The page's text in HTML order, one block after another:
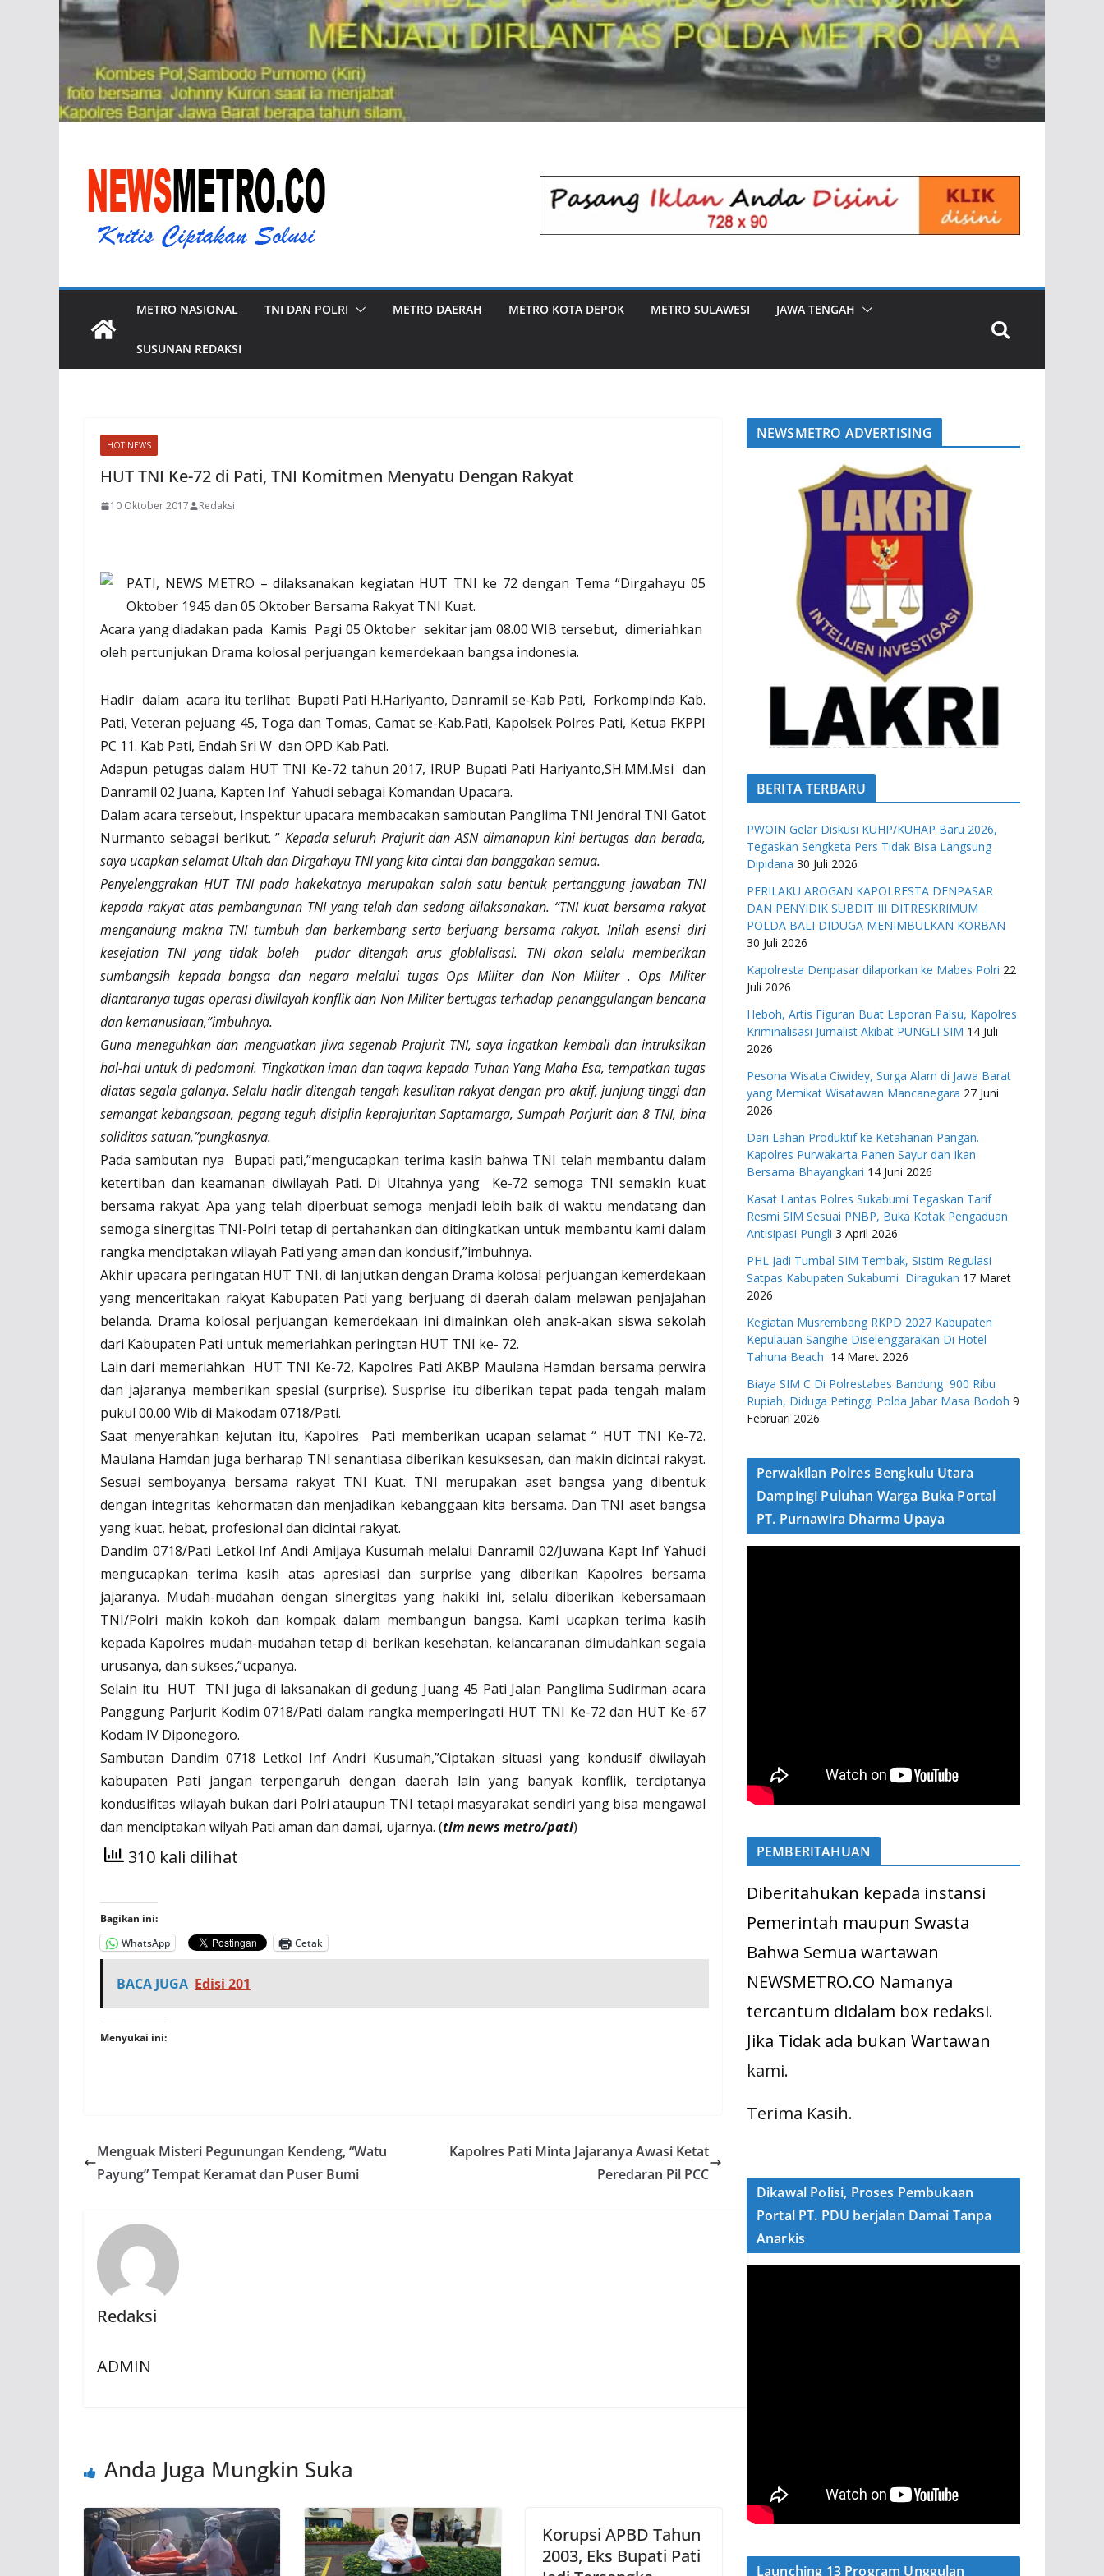
METRO NASIONAL TNI DAN POLRI METRO DAERAH METRO KOTA DEPOK METRO SULAWESI JAWA TENGAH
SUSUNAN REDAKSI
HOT NEWS
HUT TNI Ke-72 di Pati, TNI Komitmen Menyatu Dengan Rakyat
10 Oktober 2017 Redaksi
PATI, NEWS METRO – dilaksanakan kegiatan HUT TNI ke 72 dengan Tema “Dirgahayu 05
Oktober 1945 dan 05 Oktober Bersama Rakyat TNI Kuat.
Acara yang diadakan pada Kamis Pagi 05 Oktober sekitar jam 08.00 WIB tersebut, dimeriahkan
oleh pertunjukan Drama kolosal perjuangan kemerdekaan bangsa indonesia.
Hadir dalam acara itu terlihat Bupati Pati H.Hariyanto, Danramil se-Kab Pati, Forkompinda Kab.
Pati, Veteran pejuang 45, Toga dan Tomas, Camat se-Kab.Pati, Kapolsek Polres Pati, Ketua FKPPI
PC 11. Kab Pati, Endah Sri W dan OPD Kab.Pati.
Adapun petugas dalam HUT TNI Ke-72 tahun 2017, IRUP Bupati Pati Hariyanto,SH.MM.Msi dan
Danramil 02 Juana, Kapten Inf Yahudi sebagai Komandan Upacara.
Dalam acara tersebut, Inspektur upacara membacakan sambutan Panglima TNI Jendral TNI Gatot
Nurmanto sebagai berikut. ”Kepada seluruh Prajurit dan ASN dimanapun kini bertugas dan berada,
saya ucapkan selamat Ultah dan Dirgahayu TNI yang kita cintai dan banggakan semua.
Penyelenggrakan HUT TNI pada hakekatnya merupakan salah satu bentuk pertanggung jawaban TNI
kepada rakyat atas pembangunan TNI yang telah dan sedang dilaksanakan. “TNI kuat bersama rakyat
mengandung makna TNI tumbuh dan berkembang serta berjuang bersama rakyat. Inilah esensi diri
kesejatian TNI yang tidak boleh
pudar ditengah arus globlalisasi. TNI akan selalu memberikan
sumbangsih kepada bangsa dan negara melalui tugas Ops Militer dan Non Militer . Ops Militer
diantaranya tugas operasi diwilayah konflik dan Non Militer bertugas terhadap penanggulangan bencana
dan kemanusiaan,”imbuhnya.
Guna meneguhkan dan menguatkan jiwa segenab Prajurit TNI, saya ingatkan kembali dan intruksikan
hal-hal untuk di pedomani. Tingkatkan iman dan taqwa kepada Tuhan Yang Maha Esa, tempatkan tugas
diatas segala galanya. Selalu hadir ditengah tengah kesulitan rakyat dengan pro aktif, junjung tinggi dan
semangat kebangsaan, pegang teguh disiplin keprajuritan Saptamarga, Sumpah Parjurit dan 8 TNI, bina
soliditas satuan,”pungkasnya.
Pada sambutan nya
Bupati pati,”mengucapkan terima kasih bahwa TNI telah membantu dalam
ketertiban dan keamanan diwilayah Pati. Di Ultahnya yang
Ke-72 semoga TNI semakin kuat
bersama rakyat. Apa yang telah diperbuat semoga menjadi lebih baik di waktu mendatang dan
semoga sinergitas TNI-Polri tetap di pertahankan dan ditingkatkan untuk membantu kami dalam
rangka menciptakan wilayah Pati yang aman dan kondusif,”imbuhnya.
Akhir upacara peringatan HUT TNI, di lanjutkan dengan Drama kolosal perjuangan kemerdekaan
yang menceritakan rakyat Kabupaten Pati yang berjuang di daerah dalam melawan penjajahan
belanda. Drama kolosal perjuangan kemerdekaan ini dimainkan oleh anak-akan siswa sekolah
dari Kabupaten Pati untuk memeriahkan peringtan HUT TNI ke- 72.
Lain dari memeriahkan HUT TNI Ke-72, Kapolres Pati AKBP Maulana Hamdan bersama perwira
dan jajaranya memberikan spesial (surprise). Susprise itu diberikan tepat pada tengah malam
pukul 00.00 Wib di Makodam 0718/Pati.
Saat menyerahkan kejutan itu, Kapolres
Pati memberikan ucapan selamat “ HUT TNI Ke-72.
Maulana Hamdan juga berharap TNI senantiasa diberikan kesuksesan, dan makin dicintai rakyat.
Sesuai semboyanya bersama rakyat TNI Kuat. TNI merupakan aset bangsa yang dibentuk
dengan integritas kehormatan dan menjadikan kebanggaan kita bersama. Dan TNI aset bangsa
yang kuat, hebat, profesional dan dicintai rakyat.
Dandim 0718/Pati Letkol Inf Andi Amijaya Kusumah melalui Danramil 02/Juwana Kapt Inf Yahudi
mengucapkan terima kasih atas apresiasi dan surprise yang diberikan Kapolres bersama
jajaranya. Mudah-mudahan dengan sinergitas yang hakiki ini, selalu diberikan kebersamaan
TNI/Polri makin kokoh dan kompak dalam membangun bangsa. Kami ucapkan terima kasih
kepada Kapolres mudah-mudahan tetap di berikan kesehatan, kelancaranan dimudahkan segala
urusanya, dan sukses,”ucpanya.
Selain itu HUT TNI juga di laksanakan di gedung Juang 45 Pati Jalan Panglima Sudirman acara
Panggung Parjurit Kodim 0718/Pati dalam rangka memperingati HUT TNI Ke-72 dan HUT Ke-67
Kodam IV Diponegoro.
Sambutan Dandim 0718 Letkol Inf Andri Kusumah,”Ciptakan situasi yang kondusif diwilayah
kabupaten Pati jangan terpengaruh dengan daerah lain yang banyak konflik, terciptanya
kondusifitas wilayah bukan dari Polri ataupun TNI tetapi masyarakat sendiri yang bisa mengawal
dan menciptakan wilyah Pati aman dan damai, ujarnya. (tim news metro/pati)
310 kali dilihat
Bagikan ini:
WhatsApp
Cetak
BACA JUGA Edisi 201
Menyukai ini:
Menguak Misteri Pegunungan Kendeng, “Watu
Payung” Tempat Keramat dan Puser Bumi
Kapolres Pati Minta Jajaranya Awasi Ketat
Peredaran Pil PCC
Redaksi
ADMIN
Anda Juga Mungkin Suka
Korupsi APBD Tahun
2003, Eks Bupati Pati
NEWSMETRO ADVERTISING
BERITA TERBARU
PWOIN Gelar Diskusi KUHP/KUHAP Baru 2026,
Tegaskan Sengketa Pers Tidak Bisa Langsung
Dipidana 30 Juli 2026
PERILAKU AROGAN KAPOLRESTA DENPASAR
DAN PENYIDIK SUBDIT III DITRESKRIMUM
POLDA BALI DIDUGA MENIMBULKAN KORBAN
30 Juli 2026
Kapolresta Denpasar dilaporkan ke Mabes Polri 22
Juli 2026
Heboh, Artis Figuran Buat Laporan Palsu, Kapolres
Kriminalisasi Jurnalist Akibat PUNGLI SIM 14 Juli
2026
Pesona Wisata Ciwidey, Surga Alam di Jawa Barat
yang Memikat Wisatawan Mancanegara 27 Juni
2026
Dari Lahan Produktif ke Ketahanan Pangan.
Kapolres Purwakarta Panen Sayur dan Ikan
Bersama Bhayangkari 14 Juni 2026
Kasat Lantas Polres Sukabumi Tegaskan Tarif
Resmi SIM Sesuai PNBP, Buka Kotak Pengaduan
Antisipasi Pungli 3 April 2026
PHL Jadi Tumbal SIM Tembak, Sistim Regulasi
Satpas Kabupaten Sukabumi Diragukan 17 Maret
2026
Kegiatan Musrembang RKPD 2027 ​Kabupaten
Kepulauan Sangihe Diselenggarakan Di Hotel
Tahuna Beach 14 Maret 2026
Biaya SIM C Di Polrestabes Bandung 900 Ribu
Rupiah, Diduga Petinggi Polda Jabar Masa Bodoh 9
Februari 2026
Perwakilan Polres Bengkulu Utara
Dampingi Puluhan Warga Buka Portal
PT. Purnawira Dharma Upaya
PEMBERITAHUAN
Diberitahukan kepada instansi
Pemerintah maupun Swasta
Bahwa Semua wartawan
NEWSMETRO.CO Namanya
tercantum didalam box redaksi.
Jika Tidak ada bukan Wartawan
kami.
Terima Kasih.
Dikawal Polisi, Proses Pembukaan
Portal PT. PDU berjalan Damai Tanpa
Anarkis
Launching 13 Program Unggulan